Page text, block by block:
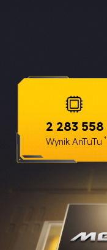
2 283 558
Wynik AnTuTu 4